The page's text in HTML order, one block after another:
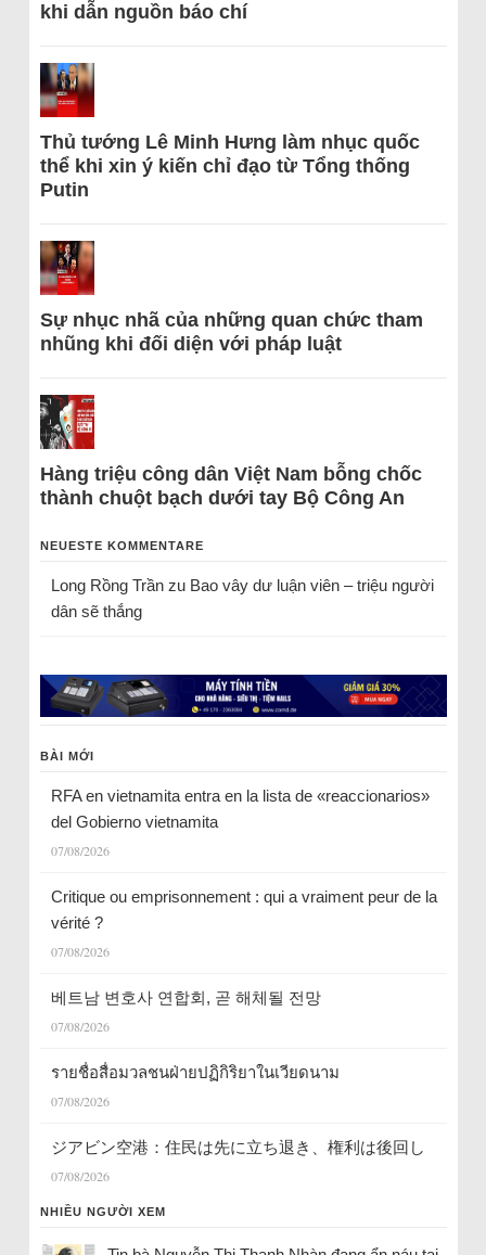
khi dẫn nguồn báo chí
Thủ tướng Lê Minh Hưng làm nhục quốc
thể khi xin ý kiến chỉ đạo từ Tổng thống
Putin
Sự nhục nhã của những quan chức tham
nhũng khi đối diện với pháp luật
Hàng triệu công dân Việt Nam bỗng chốc
thành chuột bạch dưới tay Bộ Công An
NEUESTE KOMMENTARE
Long Rồng Trầnzu Bao vây dư luận viên – triệu người
dân sẽ thắng
BÀI MỚI
RFA en vietnamita entra en la lista de «reaccionarios»
del Gobierno vietnamita
07/08/2026
Critique ou emprisonnement : qui a vraiment peur de la
vérité ?
07/08/2026
베트남 변호사 연합회, 곧 해체될 전망
07/08/2026
รายชื่อสื่อมวลชนฝ่ายปฏิกิริยาในเวียดนาม
07/08/2026
ジアビン空港：住民は先に立ち退き、権利は後回し
07/08/2026
NHIỀU NGƯỜI XEM